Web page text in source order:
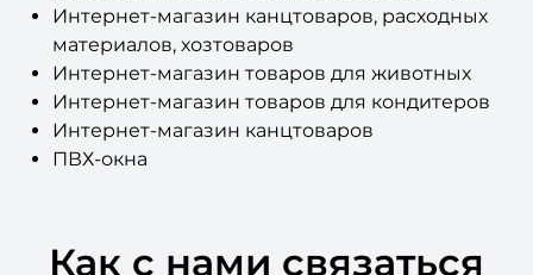
Интернет-магазин канцтоваров, расходных
материалов, хозтоваров
Интернет-магазин товаров для животных
Интернет-магазин товаров для кондитеров
Интернет-магазин канцтоваров
ПВХ-окна
Как с нами связаться